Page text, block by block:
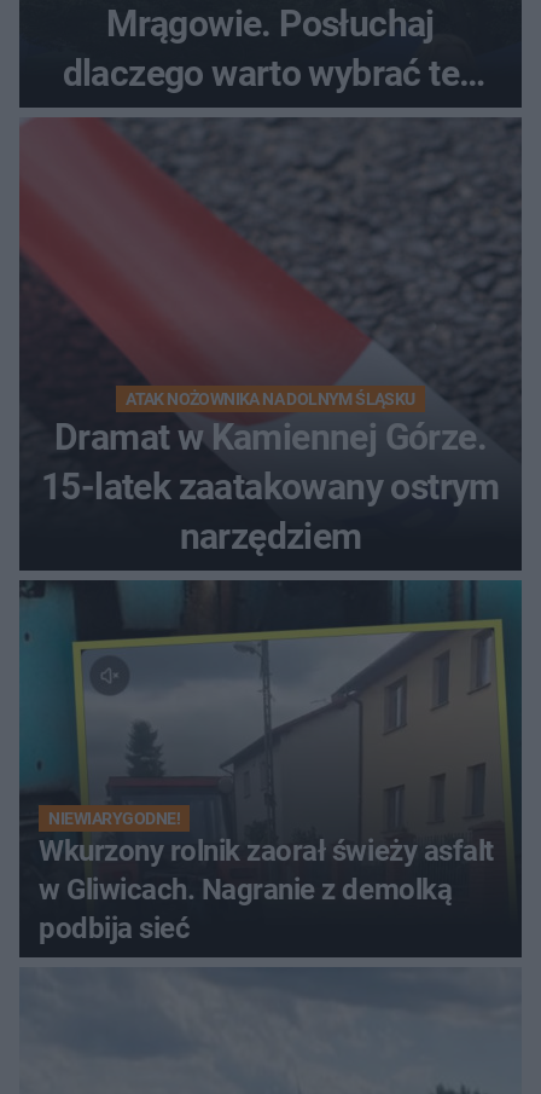
Mrągowie. Posłuchaj
dlaczego warto wybrać ten
kierunek na urlop!
ATAK NOŻOWNIKA NA DOLNYM ŚLĄSKU
Dramat w Kamiennej Górze.
15-latek zaatakowany ostrym
narzędziem
NIEWIARYGODNE!
Wkurzony rolnik zaorał świeży asfalt
w Gliwicach. Nagranie z demolką
podbija sieć